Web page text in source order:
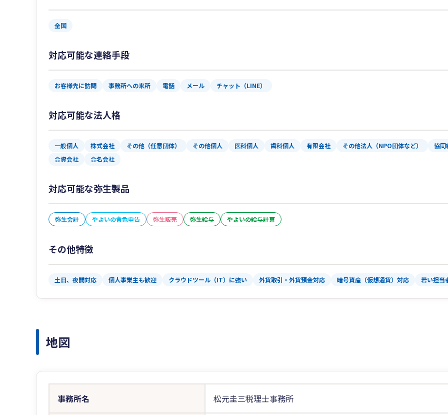
全国
対応可能な連絡手段
お客様先に訪問 事務所への来所 電話 メール チャット（LINE）
対応可能な法人格
一般個人 株式会社 その他（任意団体） その他個人 医科個人 歯科個人 有限会社 その他法人（NPO団体など）
協同
合資会社
合名会社
対応可能な弥生製品
弥生会計 やよいの青色申告 弥生販売 弥生給与 やよいの給与計算
その他特徴
土日、夜間対応 個人事業主も歓迎 クラウドツール（IT）に強い 外貨取引・外貨預金対応 暗号資産（仮想通貨）対応 若い担当
地図
事務所名 松元圭三税理士事務所